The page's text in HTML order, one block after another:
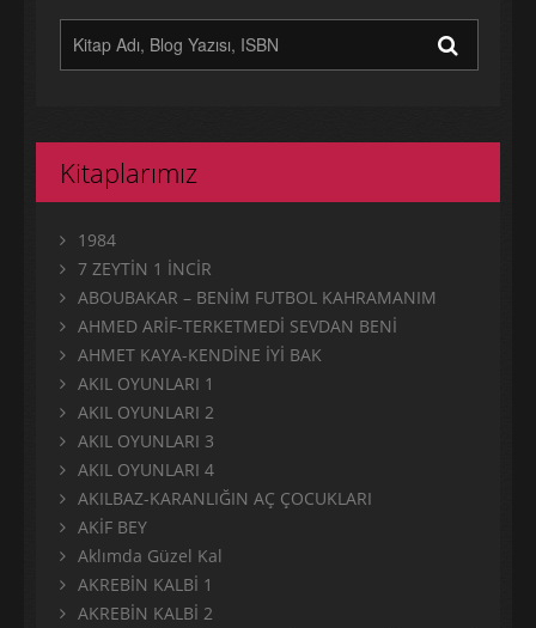
Kitaplarımız
1984
7 ZEYTİN 1 İNCİR
ABOUBAKAR – BENİM FUTBOL KAHRAMANIM
AHMED ARİF-TERKETMEDİ SEVDAN BENİ
AHMET KAYA-KENDİNE İYİ BAK
AKIL OYUNLARI 1
AKIL OYUNLARI 2
AKIL OYUNLARI 3
AKIL OYUNLARI 4
AKILBAZ-KARANLIĞIN AÇ ÇOCUKLARI
AKİF BEY
Aklımda Güzel Kal
AKREBİN KALBİ 1
AKREBİN KALBİ 2